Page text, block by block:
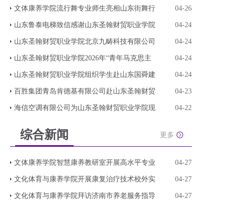
文体康养学院流行舞专业师生亮相山东街舞行 04-26
山东鲁泰电梯致信感谢山东圣翰财贸职业学院 04-24
山东圣翰财贸职业学院北京九畴科技有限公司 04-24
山东圣翰财贸职业学院2026年“青年马克思主 04-24
山东圣翰财贸职业学院组织学生赴山东国舜建 04-24
百胜集团青岛肯德基有限公司赴山东圣翰财贸 04-23
海信空调有限公司为山东圣翰财贸职业学院现 04-22
综合新闻 更多
文体康养学院智慧康养教研室开展高水平专业 04-27
文化体育与康养学院开展康复治疗技术校外实 04-27
文化体育与康养学院拜访济南市养老服务指导 04-27